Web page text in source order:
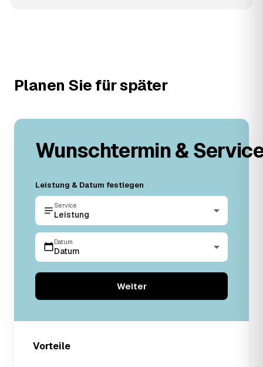
Planen Sie für später
Wunschtermin &
Leistung & Datum festlegen
Service
Leistung
Datum
Datum
Weiter
Vorteile